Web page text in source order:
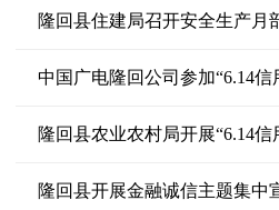
隆回县住建局召开安全生产月
中国广电隆回公司参加“6.14
隆回县农业农村局开展“6.14
隆回县开展金融诚信主题集中